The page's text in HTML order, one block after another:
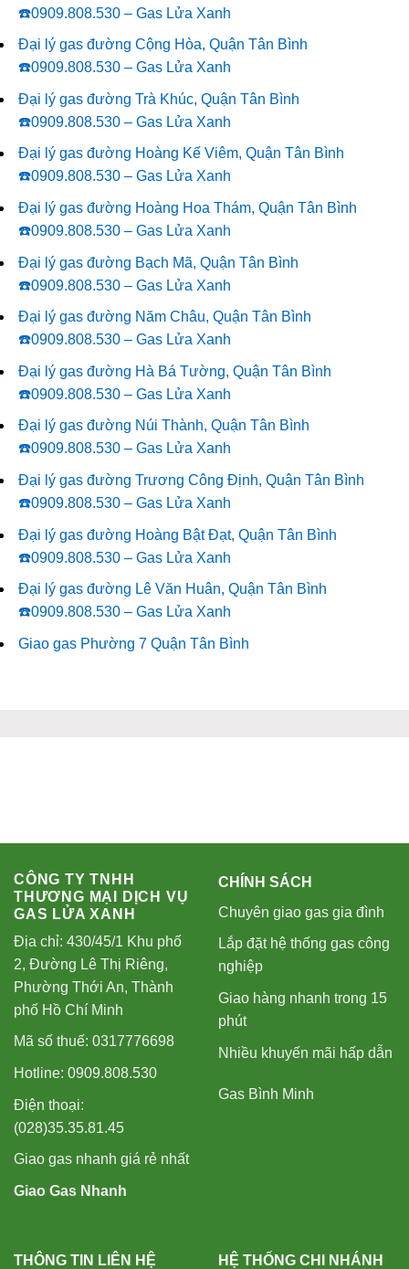
☎️0909.808.530 – Gas Lửa Xanh
Đại lý gas đường Cộng Hòa, Quận Tân Bình
☎️0909.808.530 – Gas Lửa Xanh
Đại lý gas đường Trà Khúc, Quận Tân Bình
☎️0909.808.530 – Gas Lửa Xanh
Đại lý gas đường Hoàng Kế Viêm, Quận Tân Bình
☎️0909.808.530 – Gas Lửa Xanh
Đại lý gas đường Hoàng Hoa Thám, Quận Tân Bình
☎️0909.808.530 – Gas Lửa Xanh
Đại lý gas đường Bạch Mã, Quận Tân Bình
☎️0909.808.530 – Gas Lửa Xanh
Đại lý gas đường Năm Châu, Quận Tân Bình
☎️0909.808.530 – Gas Lửa Xanh
Đại lý gas đường Hà Bá Tường, Quận Tân Bình
☎️0909.808.530 – Gas Lửa Xanh
Đại lý gas đường Núi Thành, Quận Tân Bình
☎️0909.808.530 – Gas Lửa Xanh
Đại lý gas đường Trương Công Định, Quận Tân Bình
☎️0909.808.530 – Gas Lửa Xanh
Đại lý gas đường Hoàng Bật Đạt, Quận Tân Bình
☎️0909.808.530 – Gas Lửa Xanh
Đại lý gas đường Lê Văn Huân, Quận Tân Bình
☎️0909.808.530 – Gas Lửa Xanh
Giao gas Phường 7 Quận Tân Bình
CÔNG TY TNHH
THƯƠNG MẠI DỊCH VỤ
GAS LỬA XANH
Địa chỉ: 430/45/1 Khu phố
2, Đường Lê Thị Riêng,
Phường Thới An, Thành
phố Hồ Chí Minh
Mã số thuế: 0317776698
Hotline: 0909.808.530
Điện thoại:
(028)35.35.81.45
Giao gas nhanh giá rẻ nhất
Giao Gas Nhanh
CHÍNH SÁCH
Chuyên giao gas gia đình
Lắp đặt hệ thống gas công
nghiệp
Giao hàng nhanh trong 15
phút
Nhiều khuyến mãi hấp dẫn
Gas Bình Minh
THÔNG TIN LIÊN HỆ
HỆ THỐNG CHI NHÁNH